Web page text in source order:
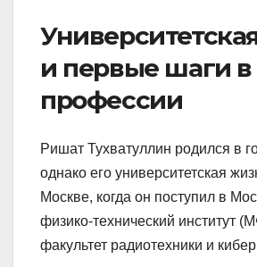
и первые шаги в
профессии
Ришат Тухватуллин родился в
однако его университетская
Москве, когда он поступил в
физико-технический институт
факультет радиотехники и